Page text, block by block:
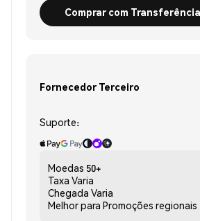
Comprar com
Fornecedor Terceiro
Suporte:
Moedas 50+
Taxa Varia
Chegada Varia
Melhor para Promoções regionais